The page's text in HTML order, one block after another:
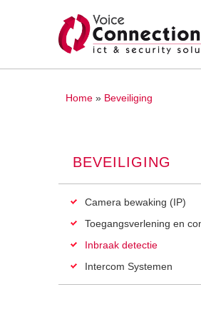
U bent hier
Home » Beveiliging
BEVEILIGING
Camera bewaking (IP)
Toegangsverlening en
Inbraak detectie
Intercom Systemen